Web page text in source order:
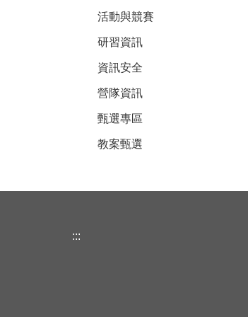
活動與競賽
研習資訊
資訊安全
營隊資訊
甄選專區
教案甄選
:::